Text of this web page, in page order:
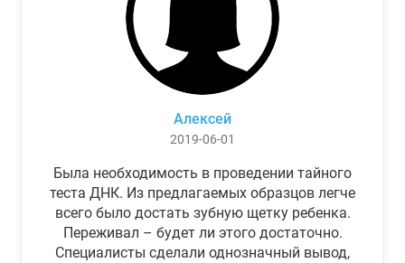
Алексей
2019-06-01
Была необходимость в проведении тайного
теста ДНК. Из предлагаемых образцов легче
всего было достать зубную щетку ребенка.
Переживал – будет ли этого достаточно.
Специалисты сделали однозначный вывод,